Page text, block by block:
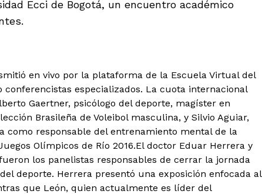
Ecci de Bogotá, un encuentro académico
en vivo por la plataforma de la Escuela Virtual del
especializados. La cuota internacional
Gaertner, psicólogo del deporte, magíster en
Brasileña de Voleibol masculina, y Silvio Aguiar,
como responsable del entrenamiento mental de la
Olímpicos de Río 2016.El doctor Eduar Herrera y
los panelistas responsables de cerrar la jornada
deporte. Herrera presentó una exposición enfocada al
que León, quien actualmente es líder del